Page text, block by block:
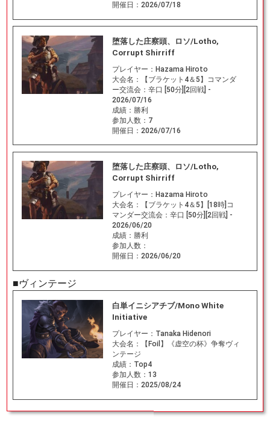
開催日： 2026/07/18
堕落した庄察頭、ロソ/Lotho,
Corrupt Shirriff
プレイヤー： Hazama Hiroto
大会名：
【ブラケット4＆5】コマンダ
ー交流会：辛口 [50分][2回戦] -
2026/07/16
成績： 勝利
参加人数： 7
開催日： 2026/07/16
堕落した庄察頭、ロソ/Lotho,
Corrupt Shirriff
プレイヤー： Hazama Hiroto
大会名：
【ブラケット4＆5】[18時]コ
マンダー交流会：辛口 [50分][2回戦] -
2026/06/20
成績： 勝利
参加人数：
開催日： 2026/06/20
■ヴィンテージ
白単イニシアチブ/Mono White
Initiative
プレイヤー： Tanaka Hidenori
大会名：
【Foil】《虚空の杯》争奪ヴィ
ンテージ
成績： Top4
参加人数： 13
開催日： 2025/08/24